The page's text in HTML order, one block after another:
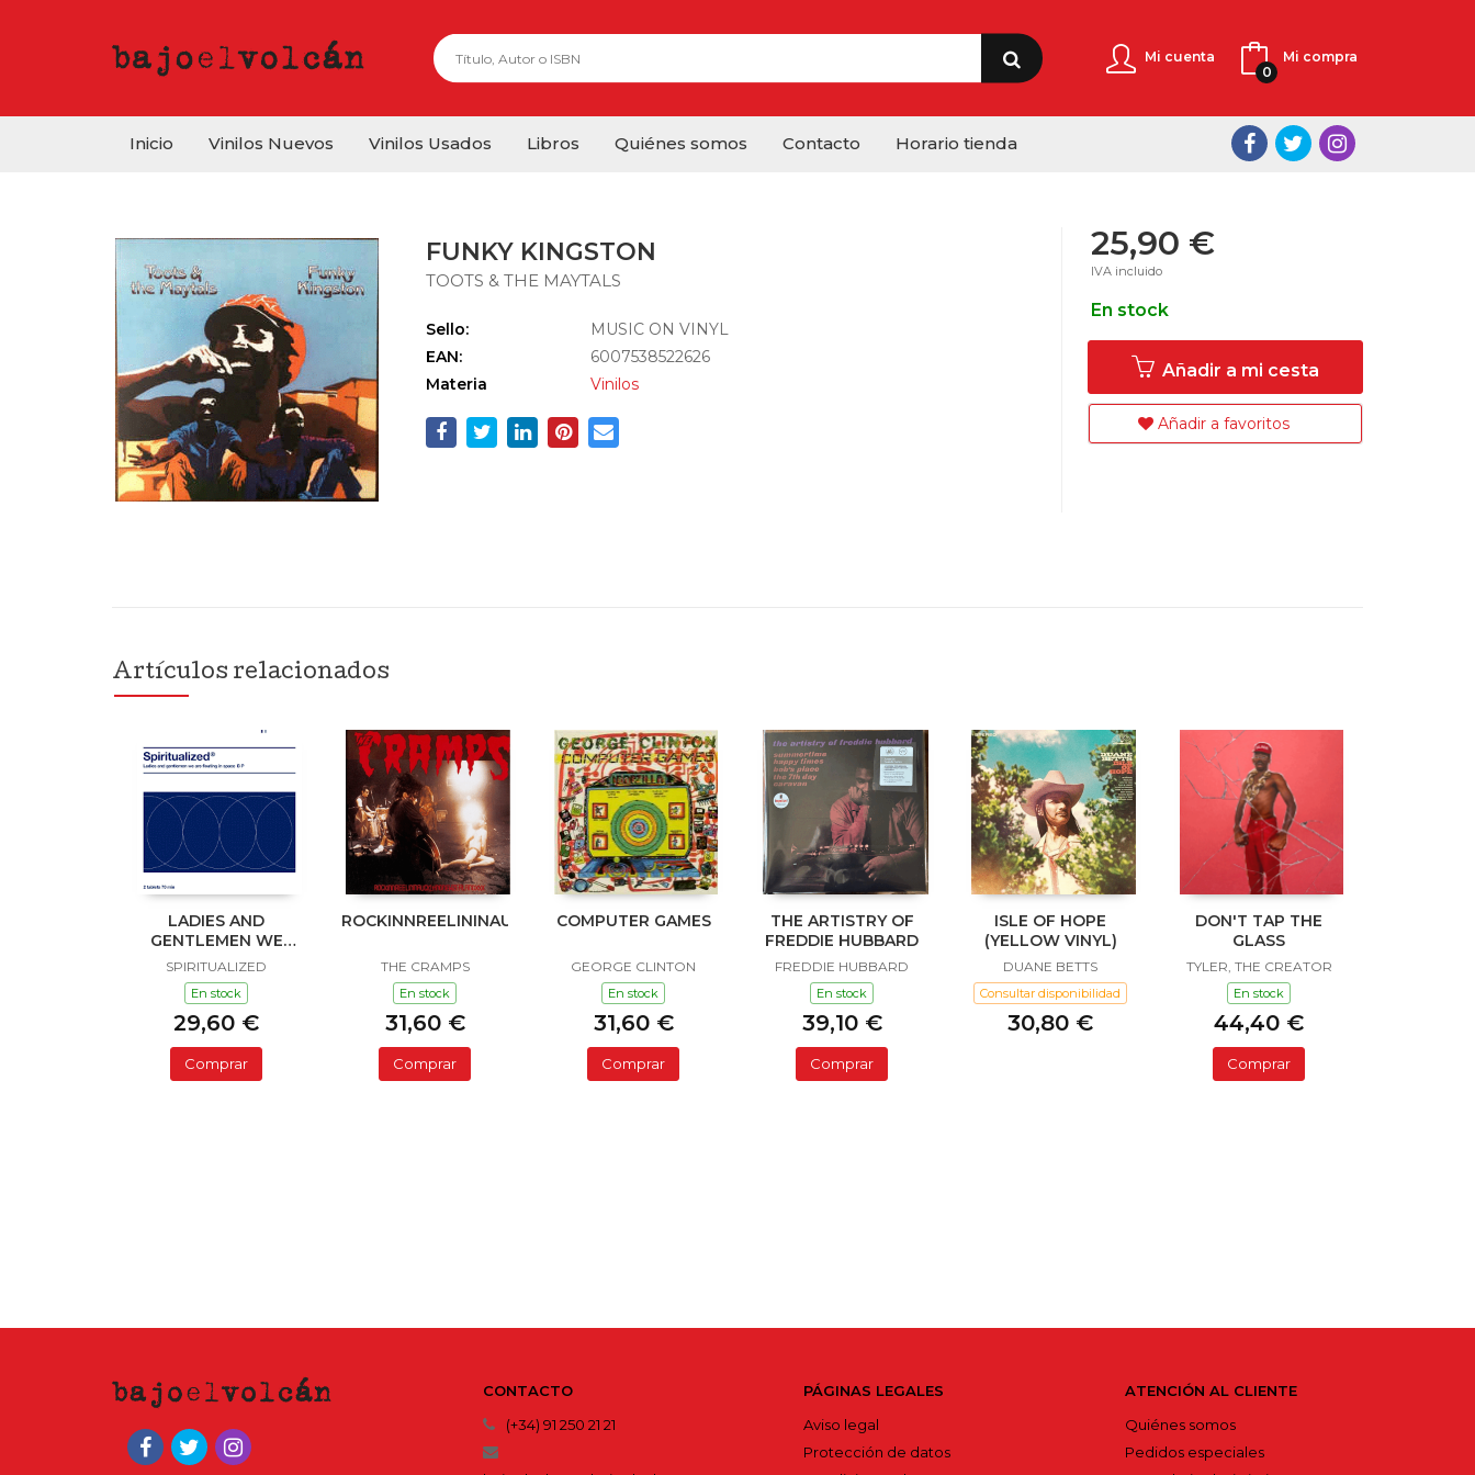
Mi cuenta
Mi compra
0
Inicio Vinilos Nuevos Vinilos Usados Libros Quiénes somos Contacto Horario tienda
FUNKY KINGSTON
TOOTS & THE MAYTALS
Sello:
MUSIC ON VINYL
EAN:
6007538522626
Materia
Vinilos
25,90 €
IVA incluido
En stock
Añadir a mi cesta
Añadir a favoritos
Artículos relacionados
LADIES AND
GENTLEMEN WE
ARE FLOATING IN
SPACE
SPIRITUALIZED
En stock
29,60 €
Comprar
ROCKINNREELININAUKLANDNEWZEALANDXXX
THE CRAMPS
En stock
31,60 €
Comprar
COMPUTER GAMES
GEORGE CLINTON
En stock
31,60 €
Comprar
THE ARTISTRY OF
FREDDIE HUBBARD
FREDDIE HUBBARD
En stock
39,10 €
Comprar
ISLE OF HOPE
(YELLOW VINYL)
DUANE BETTS
Consultar disponibilidad
30,80 €
DON'T TAP THE
GLASS
TYLER, THE CREATOR
En stock
44,40 €
Comprar
CONTACTO
(+34) 91 250 21 21
PÁGINAS LEGALES
Aviso legal
Protección de datos
ATENCIÓN AL CLIENTE
Quiénes somos
Pedidos especiales